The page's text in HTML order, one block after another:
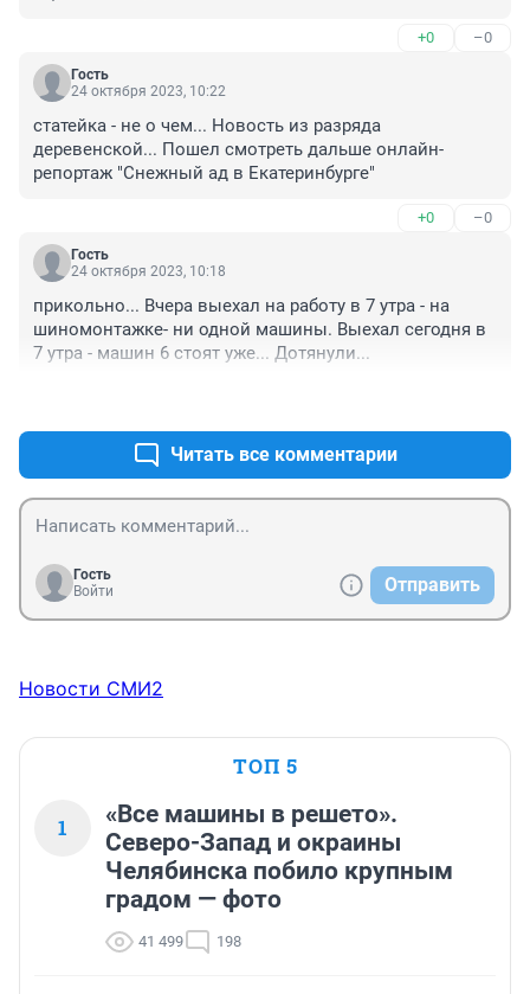
+0 –0
Гость
24 октября 2023, 10:22
статейка - не о чем... Новость из разряда
деревенской... Пошел смотреть дальше онлайн-
репортаж "Снежный ад в Екатеринбурге"
+0 –0
Гость
24 октября 2023, 10:18
прикольно... Вчера выехал на работу в 7 утра - на
шиномонтажке- ни одной машины. Выехал сегодня в
7 утра - машин 6 стоят уже... Дотянули...
Читать все комментарии
Гость
Войти
Отправить
Новости СМИ2
ТОП 5
1
«Все машины в решето».
Северо-Запад и окраины
Челябинска побило крупным
градом — фото
41 499 198